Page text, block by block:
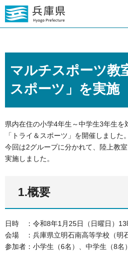
マルチスポーツ教
スポーツ」を実施
県内在住の小学4年生～中学生3年生を
「トライ＆スポーツ」を開催しました。
今回は2グループに分かれて、陸上教
実施しました。
1.概要
日時 ：令和8年1月25日（日曜日）
会場 ：兵庫県立明石南高等学校（明
参加者：小学生（6名）、中学生（8名）